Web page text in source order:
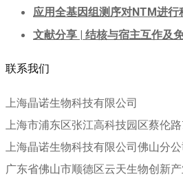
应用全基因组测序对NTM进行
文献分享 | 结核与宿主互作及
联系我们
上海晶诺生物科技有限公司
上海市浦东区张江高科技园区蔡伦
上海晶诺生物科技有限公司佛山分公
广东省佛山市顺德区云天生物创新